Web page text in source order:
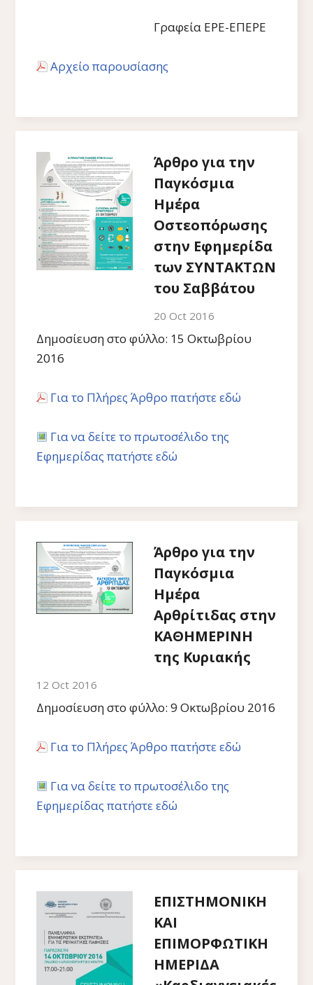
Γραφεία ΕΡΕ-ΕΠΕΡΕ
Αρχείο παρουσίασης
Άρθρο για την
Παγκόσμια
Ημέρα
Οστεοπόρωσης
στην Εφημερίδα
των ΣΥΝΤΑΚΤΩΝ
του Σαββάτου
20 Oct 2016
Δημοσίευση στο φύλλο: 15 Οκτωβρίου
2016
Για το Πλήρες Άρθρο πατήστε εδώ
Για να δείτε το πρωτοσέλιδο της
Εφημερίδας πατήστε εδώ
Άρθρο για την
Παγκόσμια
Ημέρα
Αρθρίτιδας στην
ΚΑΘΗΜΕΡΙΝΗ
της Κυριακής
12 Oct 2016
Δημοσίευση στο φύλλο: 9 Οκτωβρίου 2016
Για το Πλήρες Άρθρο πατήστε εδώ
Για να δείτε το πρωτοσέλιδο της
Εφημερίδας πατήστε εδώ
ΕΠΙΣΤΗΜΟΝΙΚΗ
ΚΑΙ
ΕΠΙΜΟΡΦΩΤΙΚΗ
ΗΜΕΡΙΔΑ